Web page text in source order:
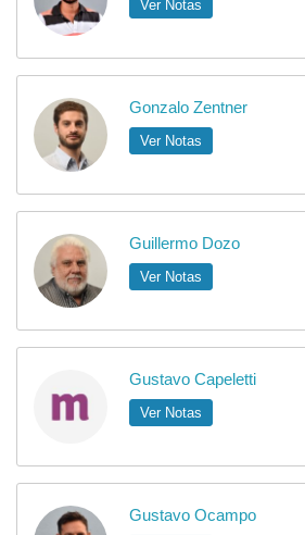
Ver Notas
Gonzalo Zentner
Ver Notas
Guillermo Dozo
Ver Notas
Gustavo Capeletti
Ver Notas
Gustavo Ocampo